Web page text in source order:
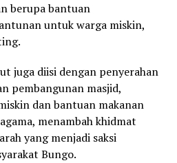
berupa bantuan
untuk warga miskin,
juga diisi dengan penyerahan
pembangunan masjid,
dan bantuan makanan
menambah khidmat
yang menjadi saksi
Bungo.